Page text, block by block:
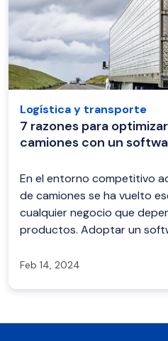
Logística y transporte
7 razones para
camiones con un
En el entorno competitivo
de camiones se ha vuelto
cualquier negocio que
productos. Adoptar un
Feb 14, 2024